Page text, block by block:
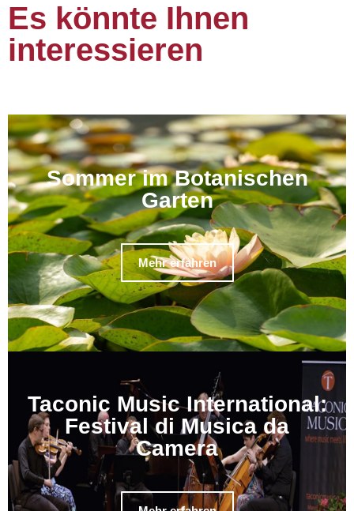
Es könnte Ihnen
interessieren
Sommer im Botanischen
Garten
Mehr erfahren
Taconic Music International:
Festival di Musica da
Camera